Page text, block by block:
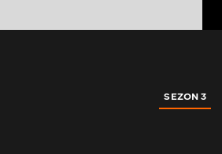
SEZON 3